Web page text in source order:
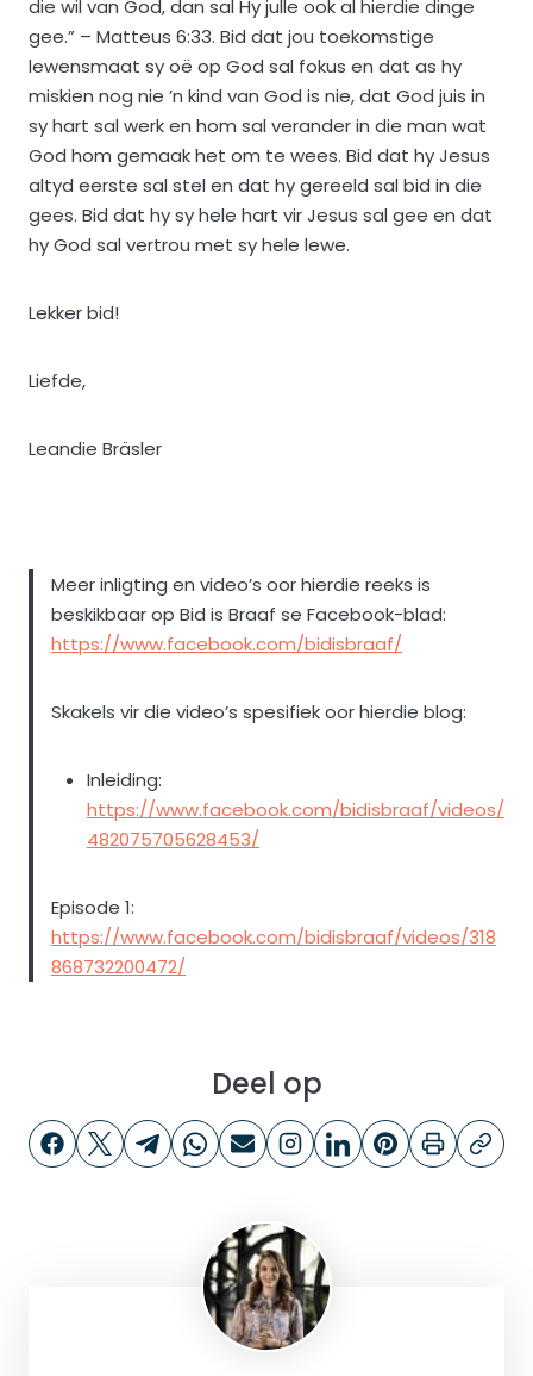
die wil van God, dan sal Hy julle ook al hierdie dinge
gee.” – Matteus 6:33. Bid dat jou toekomstige
lewensmaat sy oë op God sal fokus en dat as hy
miskien nog nie ’n kind van God is nie, dat God juis in
sy hart sal werk en hom sal verander in die man wat
God hom gemaak het om te wees. Bid dat hy Jesus
altyd eerste sal stel en dat hy gereeld sal bid in die
gees. Bid dat hy sy hele hart vir Jesus sal gee en dat
hy God sal vertrou met sy hele lewe.
Lekker bid!
Liefde,
Leandie Bräsler
Meer inligting en video’s oor hierdie reeks is
beskikbaar op Bid is Braaf se Facebook-blad:
https://www.facebook.com/bidisbraaf/
Skakels vir die video’s spesifiek oor hierdie blog:
Inleiding:
https://www.facebook.com/bidisbraaf/videos/
482075705628453/
Episode 1:
https://www.facebook.com/bidisbraaf/videos/318
868732200472/
Deel op